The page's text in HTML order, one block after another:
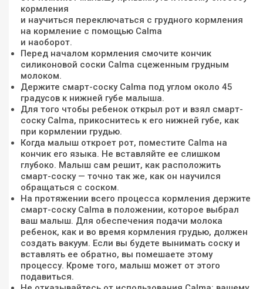
кормления
и научиться переключаться с грудного кормления
на кормление с помощью Calma
и наоборот.
Перед началом кормления смочите кончик
силиконовой соски Calma сцеженным грудным
молоком.
Держите смарт-соску Calma под углом около 45
градусов к нижней губе малыша.
Для того чтобы ребенок открыл рот и взял смарт-
соску Calma, прикоснитесь к его нижней губе, как
при кормлении грудью.
Когда малыш откроет рот, поместите Calma на
кончик его языка. Не вставляйте ее слишком
глубоко. Малыш сам решит, как расположить
смарт-соску — точно так же, как он научился
обращаться с соском.
На протяжении всего процесса кормления держите
смарт-соску Calma в положении, которое выбрал
ваш малыш. Для обеспечения подачи молока
ребенок, как и во время кормления грудью, должен
создать вакуум. Если вы будете вынимать соску и
вставлять ее обратно, вы помешаете этому
процессу. Кроме того, малыш может от этого
подавиться.